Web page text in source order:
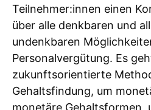
Teilnehmer:innen einen
über alle denkbaren und
undenkbaren
Personalvergütung. Es
zukunftsorientierte
Gehaltsfindung, um